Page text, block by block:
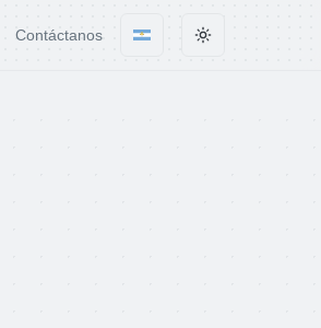
Contáctanos
Cambiar idiomaCambiar tema